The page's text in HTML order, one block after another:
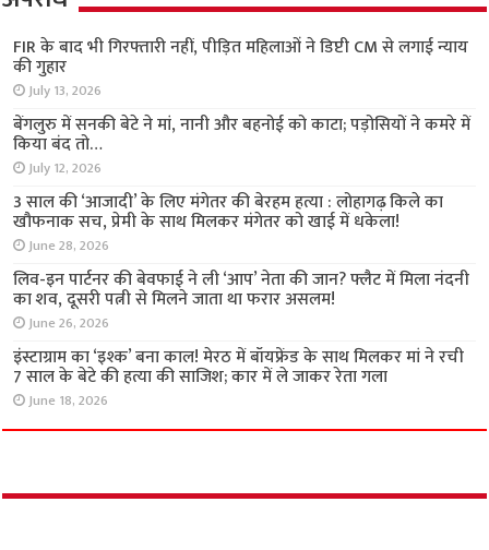
FIR के बाद भी गिरफ्तारी नहीं, पीड़ित महिलाओं ने डिप्टी
बेंगलुरु में सनकी बेटे ने मां, नानी और बहनोई को काटा; पड़ोसियों ने कमरे में
किया बंद तो…
July 12, 2026
3 साल की ‘आजादी’ के लिए मंगेतर की बेरहम हत्या :
लोहागढ़ किले का खौफनाक सच, प्रेमी के साथ मिलकर
June 28, 2026
लिव-इन पार्टनर की बेवफाई ने ली ‘आप’ नेता की जान? फ्लैट में मिला नंदनी
का शव, दूसरी पत्नी से मिलने जाता था फरार असलम!
June 26, 2026
इंस्टाग्राम का ‘इश्क’ बना काल! मेरठ में बॉयफ्रेंड के साथ
कार में ले जाकर रेता गला